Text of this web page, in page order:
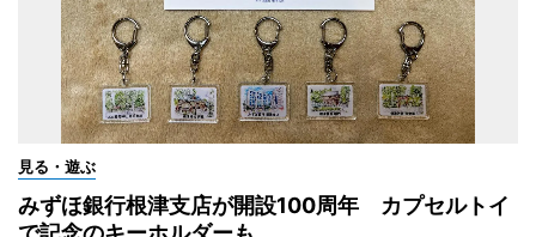
見る・遊ぶ
みずほ銀行根津支店が開設100周年 カプセルトイ